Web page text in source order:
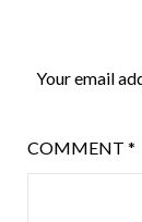
Your email
COMMENT *